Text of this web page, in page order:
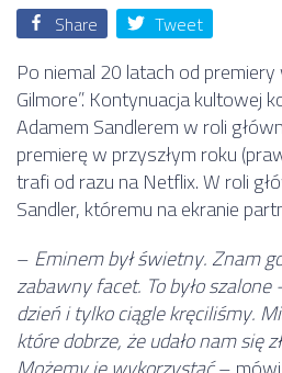
Share Tweet
Po niemal 20 latach od
Gilmore”. Kontynuacja kultowej
Adamem Sandlerem w roli
premierę w przyszłym roku
trafi od razu na Netflix. W roli
Sandler, któremu na ekranie
–Eminem był świetny. Znam
zabawny facet. To było szalone
dzień i tylko ciągle kręciliśmy.
które dobrze, że udało nam się